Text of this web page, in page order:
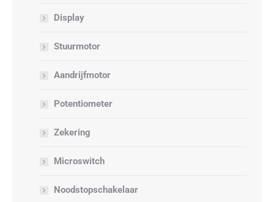
Display
Stuurmotor
Aandrijfmotor
Potentiometer
Zekering
Microswitch
Noodstopschakelaar